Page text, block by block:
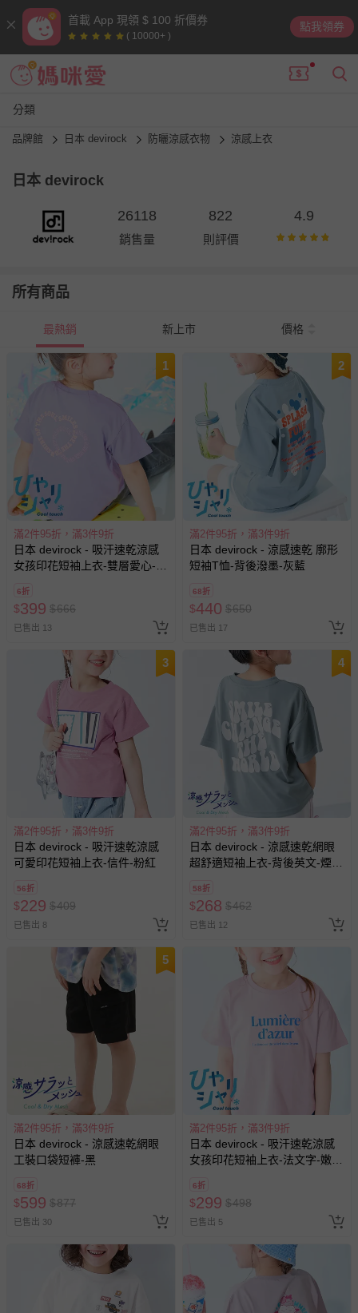
首載 App 現領 $ 100 折價券
( 10000+ )
點我領券
分類
品牌館 日本 devirock 防曬涼感衣物 涼感上衣
日本 devirock
26118
銷售量
822
則評價
4.9
所有商品
最熱銷 新上市 價格
1
滿2件95折，滿3件9折
日本 devirock - 吸汗速乾涼感
女孩印花短袖上衣-雙層愛心-紫
6折
$399 $666
已售出 13
2
滿2件95折，滿3件9折
日本 devirock - 涼感速乾 廓形
短袖T恤-背後潑墨-灰藍
68折
$440 $650
已售出 17
3
滿2件95折，滿3件9折
日本 devirock - 吸汗速乾涼感
可愛印花短袖上衣-信件-粉紅
56折
$229 $409
已售出 8
4
滿2件95折，滿3件9折
日本 devirock - 涼感速乾網眼
超舒適短袖上衣-背後英文-煙燻
58折
$268 $462
已售出 12
5
滿2件95折，滿3件9折
日本 devirock - 涼感速乾網眼
工裝口袋短褲-黑
68折
$599 $877
已售出 30
滿2件95折，滿3件9折
日本 devirock - 吸汗速乾涼感
女孩印花短袖上衣-法文字-嫩粉
6折
$299 $498
已售出 5